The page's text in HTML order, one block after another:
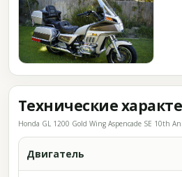
Технические
Honda GL 1200 Gold Wing Aspencade SE 10th
Двигатель